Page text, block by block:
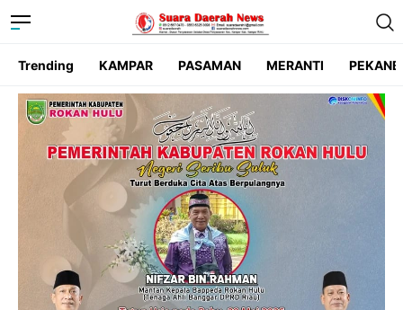
Trending KAMPAR PASAMAN MERANTI